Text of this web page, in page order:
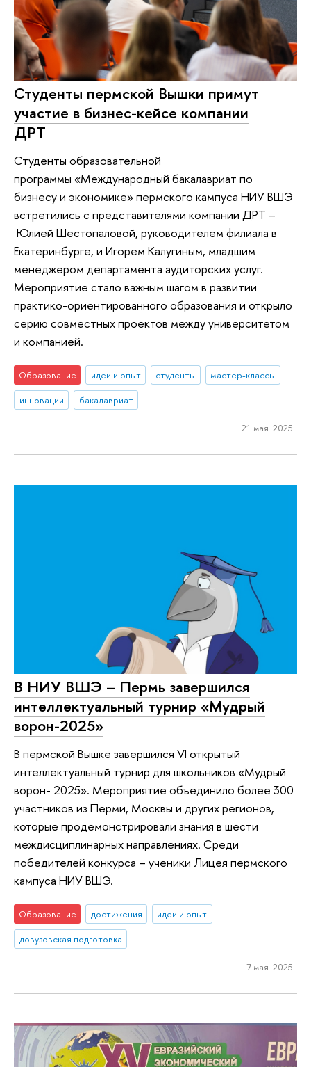
Студенты пермской Вышки примут
участие в бизнес-кейсе компании
ДРТ
Студенты образовательной
программы «Международный бакалавриат по
бизнесу и экономике» пермского кампуса НИУ ВШЭ
встретились с представителями компании ДРТ –
Юлией Шестопаловой, руководителем филиала в
Екатеринбурге, и Игорем Калугиным, младшим
менеджером департамента аудиторских услуг.
Мероприятие стало важным шагом в развитии
практико-ориентированного образования и открыло
серию совместных проектов между университетом
и компанией.
Образование идеи и опыт студенты
мастер-классы
инновации
бакалавриат
21 мая 2025
В НИУ ВШЭ – Пермь завершился
интеллектуальный турнир «Мудрый
ворон-2025»
В пермской Вышке завершился VI открытый
интеллектуальный турнир для школьников «Мудрый
ворон- 2025». Мероприятие объединило более 300
участников из Перми, Москвы и других регионов,
которые продемонстрировали знания в шести
междисциплинарных направлениях. Среди
победителей конкурса – ученики Лицея пермского
кампуса НИУ ВШЭ.
Образование достижения
идеи и опыт
довузовская подготовка
7 мая 2025